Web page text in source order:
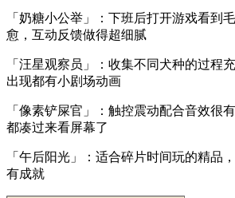
「奶糖小公举」：下班后打开游戏看到
愈，互动反馈做得超细腻
「汪星观察员」：收集不同犬种的过程
出现都有小剧场动画
「像素铲屎官」：触控震动配合音效很
都凑过来看屏幕了
「午后阳光」：适合碎片时间玩的精品
有成就